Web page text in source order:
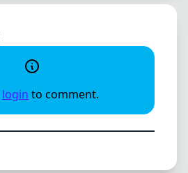
login to comment.